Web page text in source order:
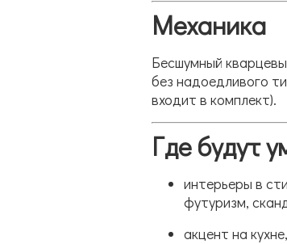
Механика
Бесшумный
без надоедливого
входит в комплект).
Где будут
интерьеры в
футуризм,
акцент на